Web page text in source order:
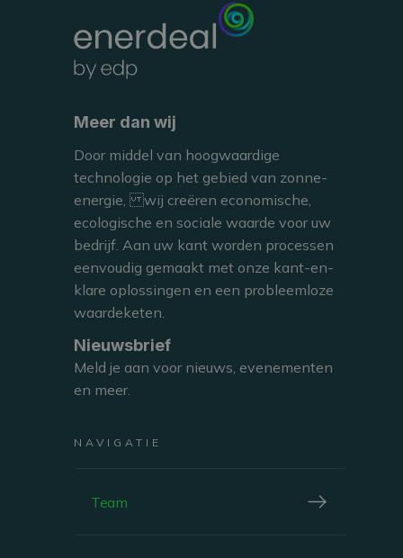
LOUVAIN-LA-NEUVE, BELGIUM
MONNET Innovation Center
BEKIJKEN
NAVIGATIE
Team
Meer dan wij
Door middel van hoogwaardige
technologie op het gebied van zonne-
energie, wij creëren economische,
ecologische en sociale waarde voor uw
bedrijf. Aan uw kant worden processen
eenvoudig gemaakt met onze kant-en-
klare oplossingen en een probleemloze
waardeketen.
Nieuwsbrief
Meld je aan voor nieuws, evenementen
en meer.